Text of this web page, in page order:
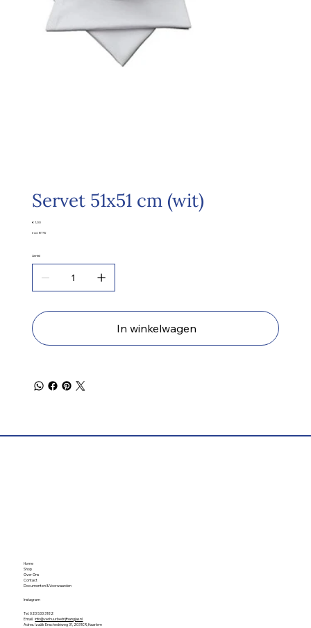
Servet 51x51 cm (wit)
Prijs
€ 1,00
excl. BTW
Aantal
In winkelwagen
Home
Shop
Over Ons
Contact
Documenten & Voorwaarden
Instagram
Tel. 023 533 3182
Email.info@verhuurbedrijfhangjas.nl
Adres. Izaäk Enschedéweg 31, 2031CR, Haarlem